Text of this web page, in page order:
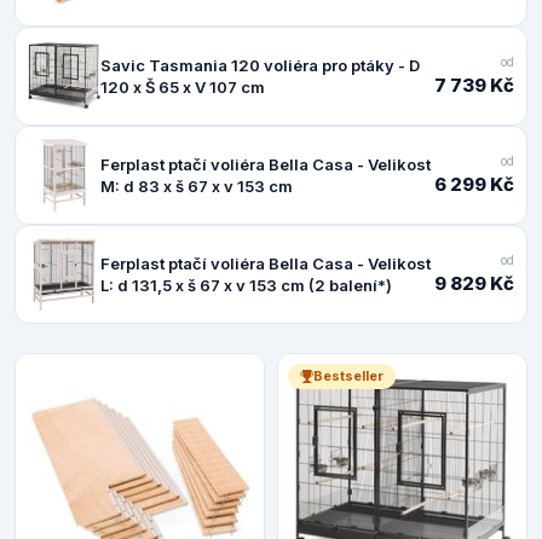
Savic Tasmania 120 voliéra pro ptáky - D
120 x Š 65 x V 107 cm
od
7 739 Kč
Ferplast ptačí voliéra Bella Casa - Velikost
M: d 83 x š 67 x v 153 cm
od
6 299 Kč
Ferplast ptačí voliéra Bella Casa - Velikost
L: d 131,5 x š 67 x v 153 cm (2 balení*)
od
9 829 Kč
Bestseller